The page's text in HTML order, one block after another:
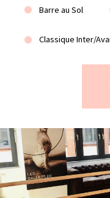
Barre au Sol
Classique Inter/